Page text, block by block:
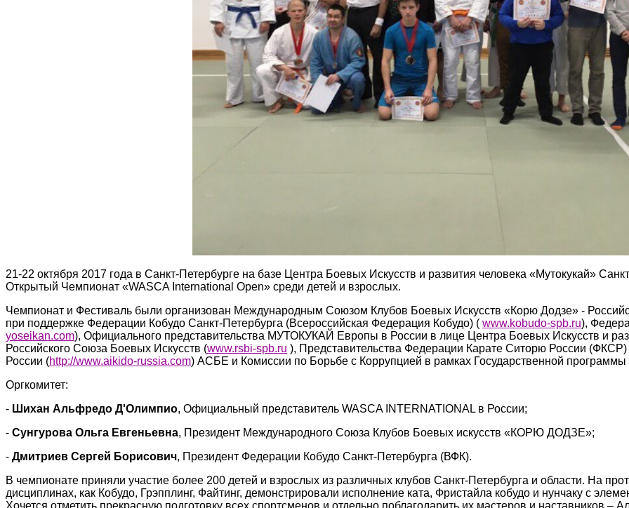
21-22 октября 2017 года в Санкт-Петербурге на базе Центра Боевых Искусств и развития человека «Мутокукай»
Открытый Чемпионат «WASCA International Open» среди детей и взрослых.
Чемпионат и Фестиваль были организован Международным Союзом Клубов Боевых Искусств «Корю Додзе» -
при поддержке Федерации Кобудо Санкт-Петербурга (Всероссийская Федерация Кобудо) ( www.kobudo-spb.ru),
yoseikan.com), Официального представительства МУТОКУКАЙ Европы в России в лице Центра Боевых Искусств и
Российского Союза Боевых Искусств (www.rsbi-spb.ru ), Представительства Федерации Карате Ситорю России
России (http://www.aikido-russia.com) АСБЕ и Комиссии по Борьбе с Коррупцией в рамках Государственной
Оргкомитет:
- Шихан Альфредо Д'Олимпио, Официальный представитель WASCA INTERNATIONAL в России;
- Сунгурова Ольга Евгеньевна, Президент Международного Союза Клубов Боевых искусств «КОРЮ ДОДЗЕ»;
- Дмитриев Сергей Борисович, Президент Федерации Кобудо Санкт-Петербурга (ВФК).
В чемпионате приняли участие более 200 детей и взрослых из различных клубов Санкт-Петербурга и области. На
дисциплинах, как Кобудо, Грэпплинг, Файтинг, демонстрировали исполнение ката, Фристайла кобудо и нунчаку с
Хочется отметить прекрасную подготовку всех спортсменов и отдельно поблагодарить их мастеров и наставников